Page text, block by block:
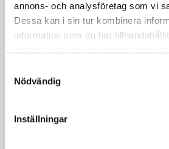
annons- och analysföretag som vi
Dessa kan i sin tur kombinera
information som du har
Nödvändig
Inställningar
Bäst i test:
mjölk